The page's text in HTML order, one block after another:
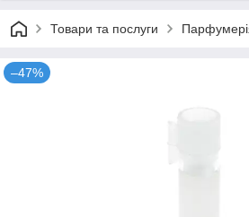
Товари та послуги
–47%